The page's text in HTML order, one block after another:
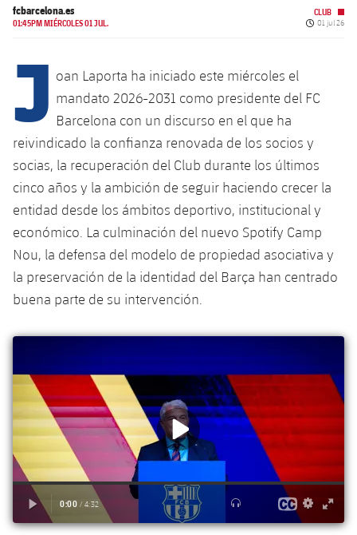
Jugadoras históricas
Historia
SUB14
SUB13
SUB12
SUB11 A
SUB11 B
SUB10 A
SUB9 B
SUB8 A
SUB8 B
SUB14 B
SUB13 B
SUB12 C
SUB11 C
Primer Equipo
plusicon
más
Calendario
Entradas
Gameday Shows
Resultados
Clasificación
Jugadores
Fotos
Historia
Palmarés
Base
Barça Atlètic
Junior
Cadete A
Cadete B
Infantil A
Infantil B
Mini
Campus Verano
PLUSICON
MÁS
Primer Equipo
plusicon
más
Calendario
Entradas
Resultados
Clasificaciones
Jugadores
Fotos
Historia
Barça Atlètic
plusicon
más
Calendario
Clasificaciones
Jugadores
Fotos
plusicon
más
Cadete A
Cadete B
Infantil A
Infantil B
Actualidad
Calendario
Entradas
Resultados
Barça Atlètic
plusicon
más
Actualidad
Calendario
Resultados
Base
plusicon
más
Actualidad
Juvenil
Campus Verano
fcbarcelona.es
01:45PM MIÉRCOLES 01 JUL.
CLUB
Fecha de
01 jul 26
J oan Laporta ha iniciado este miércoles el
mandato 2026-2031 como presidente del FC
Barcelona con un discurso en el que ha
reivindicado la confianza renovada de los socios y
socias, la recuperación del Club durante los últimos
cinco años y la ambición de seguir haciendo crecer la
entidad desde los ámbitos deportivo, institucional y
económico. La culminación del nuevo Spotify Camp
Nou, la defensa del modelo de propiedad asociativa y
la preservación de la identidad del Barça han centrado
buena parte de su intervención.